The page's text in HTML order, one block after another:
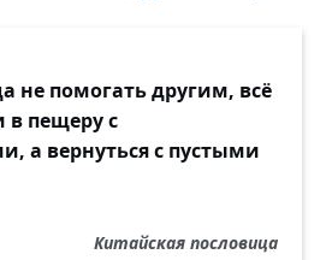
не помогать другим, всё
в пещеру с
а вернуться с пустыми
Китайская пословица